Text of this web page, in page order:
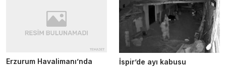
Erzurum Havalimanı’nda
İspir’de ayı kabusu